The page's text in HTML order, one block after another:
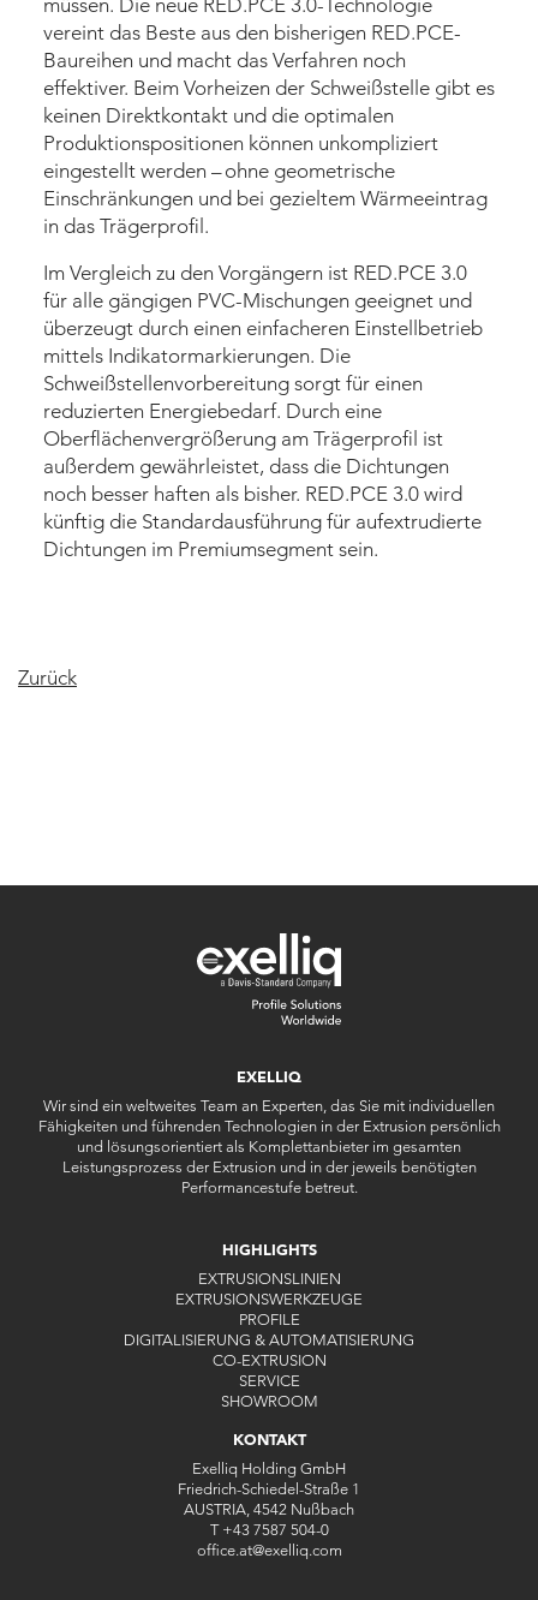
müssen. Die neue RED.PCE 3.0-Technologie
vereint das Beste aus den bisherigen ­RED.­PCE-
Baureihen und macht das Verfahren noch
effektiver. Beim Vorheizen der Schweißstelle gibt es
keinen Direktkontakt und die optimalen
Produktionspositionen können unkompliziert
eingestellt werden – ohne geometrische
Einschränkungen und bei gezieltem Wärmeeintrag
in das Trägerprofil.
Im Vergleich zu den Vorgängern ist RED.PCE 3.0
für alle gängigen PVC-­Mischungen geeignet und
überzeugt durch einen einfacheren Einstell­betrieb
mittels Indikatormarkierungen. Die
Schweißstellenvorbereitung sorgt für einen
reduzierten Energiebedarf. Durch eine
Oberflächenvergrößerung am Trägerprofil ist
außerdem gewährleistet, dass die Dichtungen
noch besser haften als bisher. RED.PCE 3.0 wird
künftig die Standard­ausführung für aufextrudierte
Dichtungen im Premiumsegment sein.
Zurück
EXELLIQ
Wir sind ein weltweites Team an Experten, das Sie mit individuellen
Fähigkeiten und führenden Technologien in der Extrusion persönlich
und lösungsorientiert als Komplettanbieter im gesamten
Leistungsprozess der Extrusion und in der jeweils benötigten
Performancestufe betreut.
HIGHLIGHTS
EXTRUSIONSLINIEN
EXTRUSIONSWERKZEUGE
PROFILE
DIGITALISIERUNG & AUTOMATISIERUNG
CO-EXTRUSION
SERVICE
SHOWROOM
KONTAKT
Exelliq Holding GmbH
Friedrich-Schiedel-Straße 1
AUSTRIA, 4542 Nußbach
T+43 7587 504-0
office.at@exelliq.com